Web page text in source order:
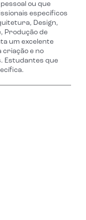
ou que
específicos
Design,
Produção de
um excelente
criação e no
Estudantes que